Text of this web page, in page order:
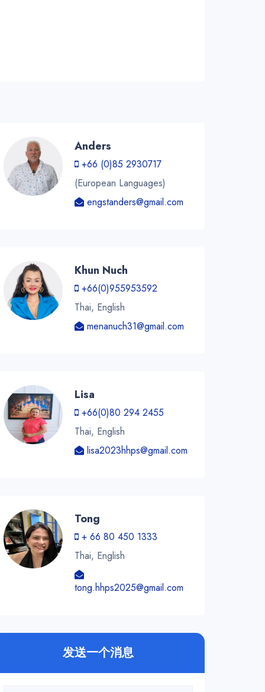
Anders
+66 (0)85 2930717
(European Languages)
engstanders@gmail.com
Khun Nuch
+66(0)955953592
Thai, English
menanuch31@gmail.com
Lisa
+66(0)80 294 2455
Thai, English
lisa2023hhps@gmail.com
Tong
+ 66 80 450 1333
Thai, English
tong.hhps2025@gmail.com
发送一个消息